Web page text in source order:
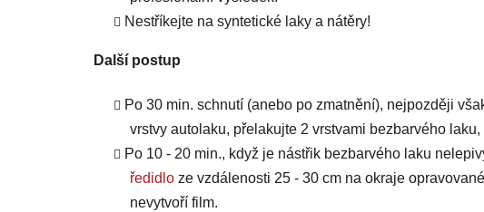
Nestříkejte na syntetické laky a nátěry!
Další postup
Po 30 min. schnutí (anebo po zmatnění), nejpozději
vrstvy autolaku, přelakujte 2 vrstvami bezbarvého laku,
Po 10 - 20 min., když je nástřik bezbarvého laku
ředidlo ze vzdálenosti 25 - 30 cm na okraje
nevytvoří film.